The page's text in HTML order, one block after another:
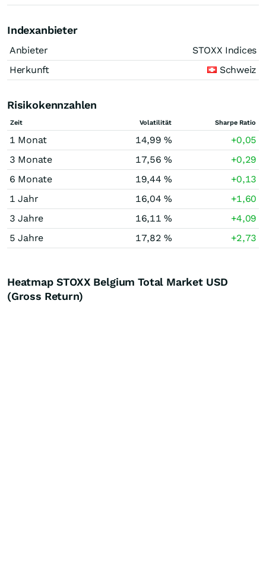
Indexanbieter
Anbieter
STOXX Indices
Herkunft
Schweiz
Risikokennzahlen
Zeit Volatilität Sharpe Ratio
1 Monat 14,99 %
+0,05
3 Monate
17,56 %
+0,29
6 Monate
19,44 %
+0,13
1 Jahr
16,04 %
+1,60
3 Jahre
16,11 %
+4,09
5 Jahre
17,82 % +2,73
Heatmap STOXX Belgium Total Market USD
(Gross Return)